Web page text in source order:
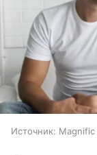
Источник: Magnific